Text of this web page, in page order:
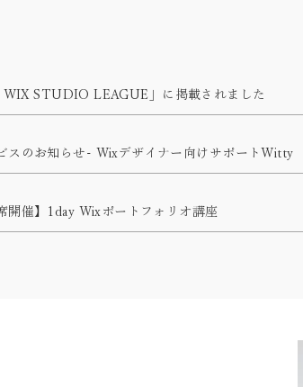
WIX STUDIO LEAGUE」に掲載されました
スのお知らせ- Wixデザイナー向けサポートWitty
開催】1day Wixポートフォリオ講座